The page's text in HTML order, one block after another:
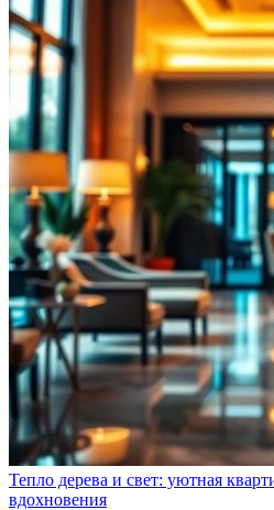
Тепло дерева и свет: уютная
вдохновения